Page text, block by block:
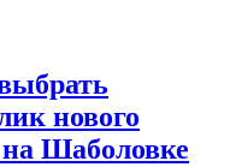
нового
Шаболовке